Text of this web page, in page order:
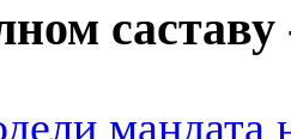
саставу
мандата